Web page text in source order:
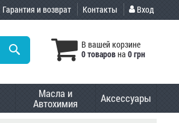
Гарантия и возврат Контакты Вход
В вашей корзине
0 товаровна 0 грн
Масла и
Автохимия Аксессуары